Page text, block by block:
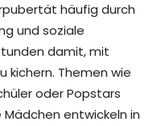
häufig durch
und soziale
damit, mit
kichern. Themen wie
oder Popstars
entwickeln in